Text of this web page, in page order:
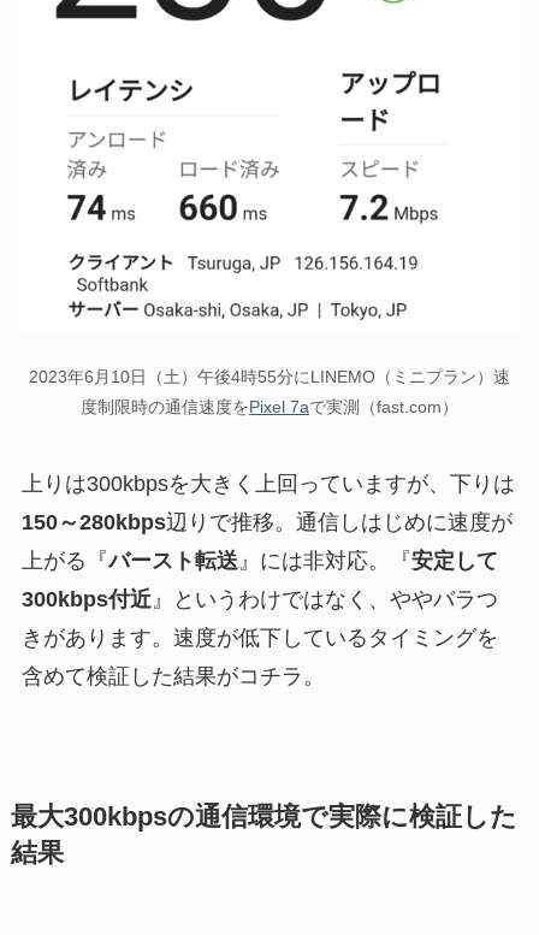
2023年6月10日（土）午後4時55分にLINEMO（ミニプラン）速
度制限時の通信速度をPixel 7aで実測（fast.com）
上りは300kbpsを大きく上回っていますが、下りは
150～280kbps辺りで推移。通信しはじめに速度が
上がる『バースト転送』には非対応。『安定して
300kbps付近』というわけではなく、ややバラつ
きがあります。速度が低下しているタイミングを
含めて検証した結果がコチラ。
最大300kbpsの通信環境で実際に検証した
結果